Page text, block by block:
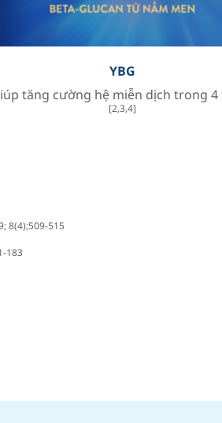
YBG
tăng cường hệ miễn dịch trong 4
[2,3,4]
8(4);509-515
183